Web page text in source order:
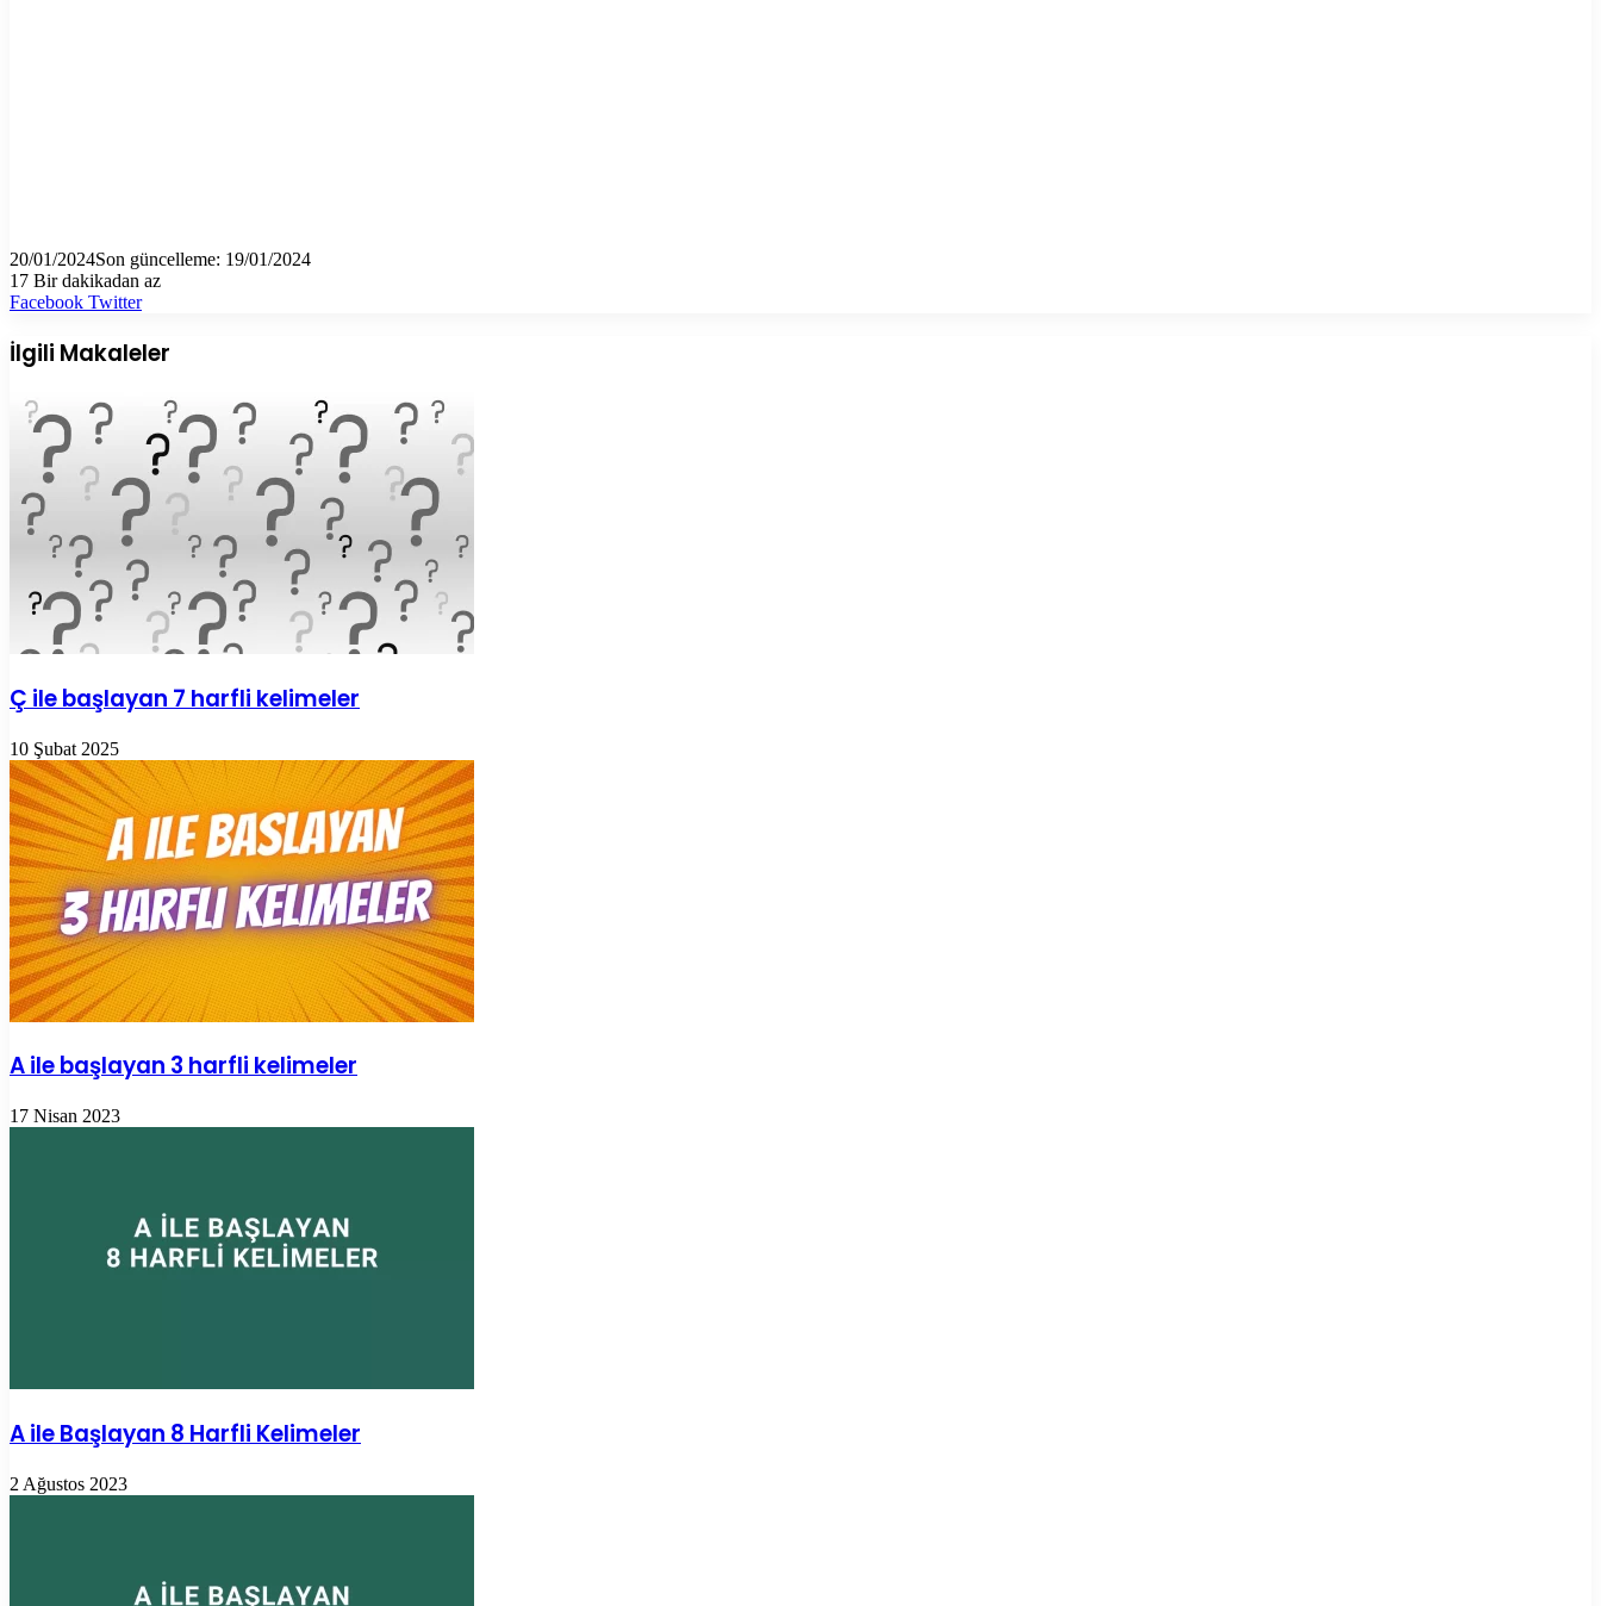
20/01/2024Son güncelleme: 19/01/2024
17 Bir dakikadan az
Facebook TwitterLinkedIn
Tumblr
Pinterest
Reddit
VKontakte
E-
ile
paylaş
Yazdır
İlgili Makaleler
Ç ile başlayan 7 harfli kelimeler
10 Şubat 2025
A ile başlayan 3 harfli kelimeler
17 Nisan 2023
A ile Başlayan 8 Harfli Kelimeler
2 Ağustos 2023